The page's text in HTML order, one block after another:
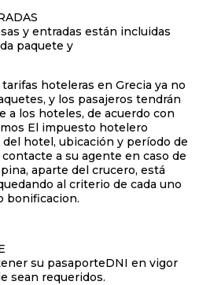
y entradas están incluidas
paquete y
hoteleras en Grecia ya no
y los pasajeros tendrán
a los hoteles, de acuerdo con
El impuesto hotelero
hotel, ubicación y período de
a su agente en caso de
aparte del crucero, está
al criterio de cada uno
bonificacion.
su pasaporteDNI en vigor
sean requeridos.